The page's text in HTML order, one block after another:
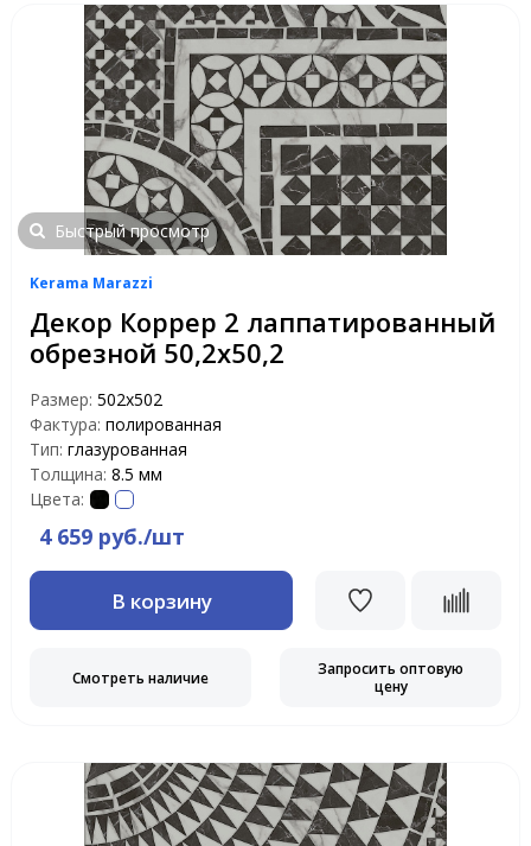
Быстрый просмотр
Kerama Marazzi
Декор Коррер 2 лаппатированный
обрезной 50,2х50,2
Размер: 502х502
Фактура: полированная
Тип: глазурованная
Толщина: 8.5 мм
Цвета:
4 659 руб./шт
В корзину
Смотреть наличие
Запросить оптовую
цену